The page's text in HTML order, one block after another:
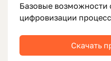
Базовые возможности
цифровизации
Скачать